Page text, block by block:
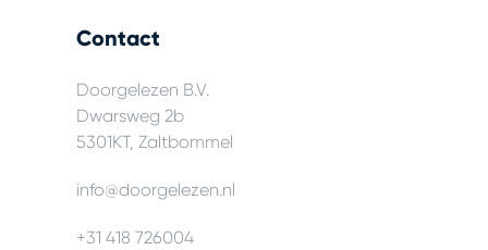
Contact
Doorgelezen B.V.
Dwarsweg 2b
5301KT, Zaltbommel
info@doorgelezen.nl
+31 418 726004